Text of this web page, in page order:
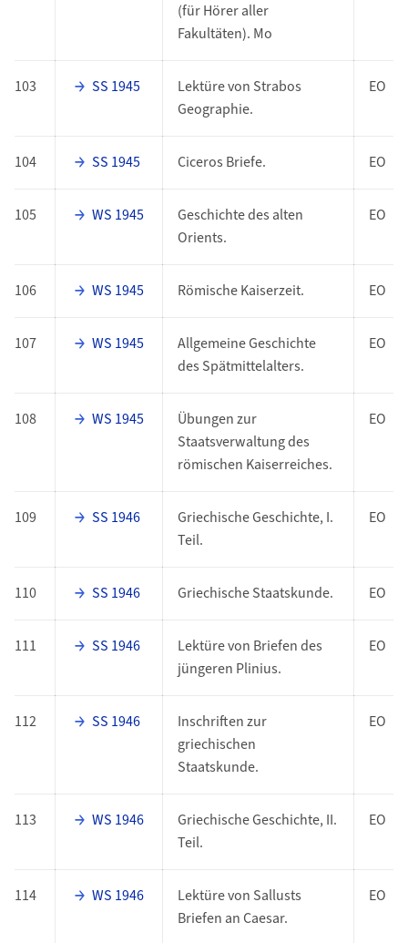
(für Hörer aller
Fakultäten). Mo
103 SS 1945
Lektüre von Strabos
Geographie.
EO
104 SS 1945 Ciceros Briefe. EO
105 WS 1945
Geschichte des alten
Orients.
EO
106 WS 1945 Römische Kaiserzeit. EO
107 WS 1945
Allgemeine Geschichte
des Spätmittelalters.
EO
108 WS 1945
Übungen zur
Staatsverwaltung des
römischen Kaiserreiches.
EO
109 SS 1946
Griechische Geschichte, I.
Teil.
EO
110 SS 1946 Griechische Staatskunde. EO
111 SS 1946
Lektüre von Briefen des
jüngeren Plinius.
EO
112 SS 1946
Inschriften zur
griechischen
Staatskunde.
EO
113 WS 1946
Griechische Geschichte, II.
Teil.
EO
114 WS 1946
Lektüre von Sallusts
Briefen an Caesar.
EO